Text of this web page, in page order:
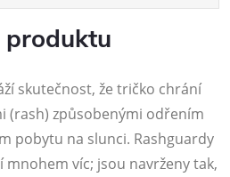
skutečnost, že tričko chrání
(rash) způsobenými odřením
pobytu na slunci. Rashguardy
víc; jsou navrženy tak,